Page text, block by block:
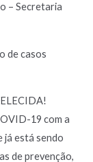
– Secretaria
de casos
19 com a
já está sendo
de prevenção,